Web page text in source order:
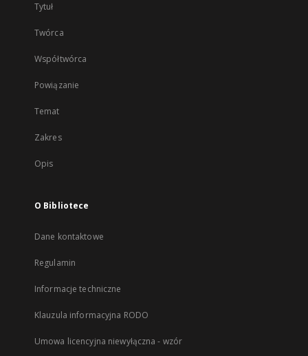
Tytuł
Twórca
Współtwórca
Powiązanie
Temat
Zakres
Opis
O Bibliotece
Dane kontaktowe
Regulamin
Informacje techniczne
Klauzula informacyjna RODO
Umowa licencyjna niewyłączna - wzór